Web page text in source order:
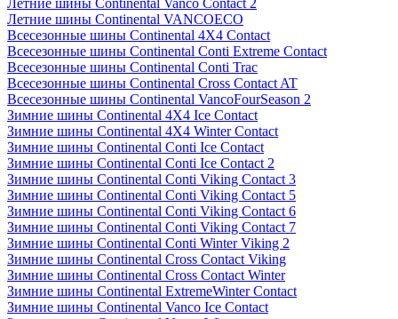
Летние шины Continental Vanco Contact 2
Летние шины Continental VANCOECO
Всесезонные шины Continental 4X4 Contact
Всесезонные шины Continental Conti Extreme Contact
Всесезонные шины Continental Conti Trac
Всесезонные шины Continental Cross Contact AT
Всесезонные шины Continental VancoFourSeason 2
Зимние шины Continental 4X4 Ice Contact
Зимние шины Continental 4X4 Winter Contact
Зимние шины Continental Conti Ice Contact
Зимние шины Continental Conti Ice Contact 2
Зимние шины Continental Conti Viking Contact 3
Зимние шины Continental Conti Viking Contact 5
Зимние шины Continental Conti Viking Contact 6
Зимние шины Continental Conti Viking Contact 7
Зимние шины Continental Conti Winter Viking 2
Зимние шины Continental Cross Contact Viking
Зимние шины Continental Cross Contact Winter
Зимние шины Continental ExtremeWinter Contact
Зимние шины Continental Vanco Ice Contact